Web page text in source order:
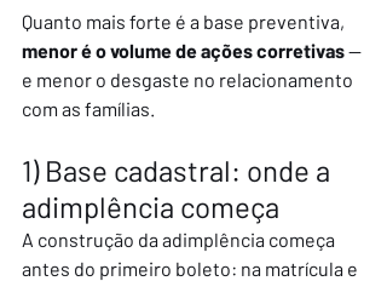
Quanto mais forte é a base preventiva,
menor é o volume de ações corretivas —
e menor o desgaste no relacionamento
com as famílias.
1) Base cadastral: onde a
adimplência começa
A construção da adimplência começa
antes do primeiro boleto: na matrícula e